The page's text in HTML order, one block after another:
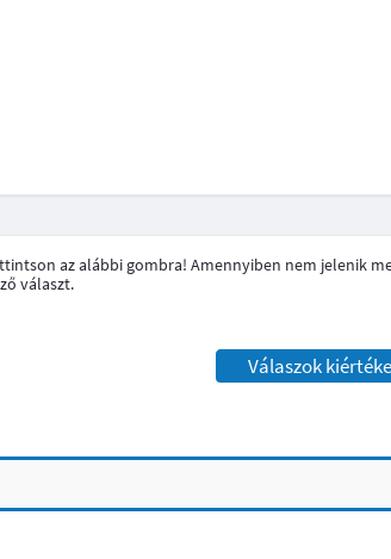
az alábbi gombra! Amennyiben nem jelenik
választ.